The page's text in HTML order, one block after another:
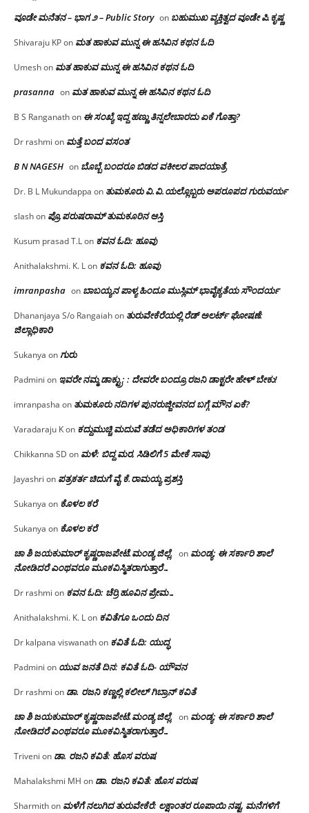
ವೂಡೇ ಮನೆತನ – ಭಾಗ ೨ – Public Story on ಬಹುಮುಖ ವ್ಯಕ್ತಿತ್ವದ ವೂಡೇ ಪಿ.ಕೃಷ್ಣ
Shivaraju KPon ಮತ ಹಾಕುವ ಮುನ್ನ ಈ ಹಸಿವಿನ ಕಥನ ಓದಿ
Umeshon ಮತ ಹಾಕುವ ಮುನ್ನ ಈ ಹಸಿವಿನ ಕಥನ ಓದಿ
prasanna on ಮತ ಹಾಕುವ ಮುನ್ನ ಈ ಹಸಿವಿನ ಕಥನ ಓದಿ
B S Ranganathon ಈ ಸಂಖ್ಯೆ ಇದ್ದ ಹಣ್ಣು ತಿನ್ನಲೇಬಾರದು ಏಕೆ ಗೊತ್ತಾ?
Dr rashmi on ಮತ್ತೆ ಬಂದ ವಸಂತ
B N NAGESH on ಬೊಬ್ಬೆ ಬಂದರೂ ಬಿಡದ ವಕೀಲರ ಪಾದಯಾತ್ರೆ
Dr. B L Mukundappa on ತುಮಕೂರು‌ ವಿ.ವಿ.ಯಲ್ಲೊಬ್ಬರು ಅಪರೂಪದ ಗುರುವರ್ಯ
slashon ಪ್ರೊ.ಪರುಷರಾಮ್ ತುಮಕೂರಿನ ಆಸ್ತಿ
Kusum prasad T.Lon ಕವನ ಓದಿ: ಹೂವು
Anithalakshmi. K. Lon ಕವನ ಓದಿ: ಹೂವು
imranpasha on ಬಾಬಯ್ಯನ ಪಾಳ್ಯ ಹಿಂದೂ ಮುಸ್ಲಿಮ್ ಭಾವೈಕ್ಯತೆಯ ಸೌಂದರ್ಯ
Dhananjaya S/o Rangaiahon ತುರುವೇಕೆರೆಯಲ್ಲಿ ರೆಡ್ ಅಲರ್ಟ್ ಘೋಷಣೆ:
ಜಿಲ್ಲಾಧಿಕಾರಿ
Sukanya onಗುರು
Padmini on ಇವರೇ ನಮ್ಮ ಡಾಕ್ಟ್ರು; : ದೇವರೇ ಬಂದ್ರೂ ರಜನಿ ಡಾಕ್ಟರೇ ಹೇಳ್ ಬೇಕು!
imranpasha on ತುಮಕೂರು ನದಿಗಳ ಪುನರುಜ್ಜೀವನದ ಬಗ್ಗೆ ಮೌನ ಏಕೆ?
Varadaraju Kon ಕದ್ದುಮುಚ್ಚಿ ಮದುವೆ ತಡೆದ ಅಧಿಕಾರಿಗಳ ತಂಡ
Chikkanna SD on ಮಳೆ: ಬಿದ್ದ ಮರ, ಸಿಡಿಲಿಗೆ 5 ಮೇಕೆ ಸಾವು
Jayashri on ಪತ್ರಕರ್ತ ಚಿದುಗೆ ವೈ.ಕೆ.ರಾಮಯ್ಯ ಪ್ರಶಸ್ತಿ
Sukanya on ಕೊಳಲ ಕರೆ
Sukanya on ಕೊಳಲ ಕರೆ
ಚಾ ಶಿ ಜಯಕುಮಾರ್ ಕೃಷ್ಣರಾಜಪೇಟೆ.ಮಂಡ್ಯ ಜಿಲ್ಲೆ. on ಮಂಡ್ಯ: ಈ ಸರ್ಕಾರಿ ಶಾಲೆ
ನೋಡಿದರೆ ಎಂಥವರೂ ಮೂಕವಿಸ್ಮಿತರಾಗುತ್ತಾರೆ…
Dr rashmi on ಕವನ ಓದಿ: ಚೆರ್ರಿ ಹೂವಿನ ಪ್ರೇಮ…
Anithalakshmi. K. Lon ಕವಿತೆಗೂ ಒಂದು ದಿನ
Dr kalpana viswanathon ಕವಿತೆ ಓದಿ: ಯುದ್ಧ
Padmini on ಯುವ ಜನತೆ ದಿನ: ಕವಿತೆ ಓದಿ- ಯೌವನ
Dr rashmi on ಡಾ. ರಜನಿ‌ ಕಣ್ಣಲ್ಲಿ ಕಲೀಲ್ ಗಿಬ್ರಾನ್ ಕವಿತೆ
ಚಾ ಶಿ ಜಯಕುಮಾರ್ ಕೃಷ್ಣರಾಜಪೇಟೆ.ಮಂಡ್ಯ ಜಿಲ್ಲೆ. on ಮಂಡ್ಯ: ಈ ಸರ್ಕಾರಿ ಶಾಲೆ
ನೋಡಿದರೆ ಎಂಥವರೂ ಮೂಕವಿಸ್ಮಿತರಾಗುತ್ತಾರೆ…
Triveni on ಡಾ. ರಜನಿ ಕವಿತೆ: ಹೊಸ ವರುಷ
Mahalakshmi MH on ಡಾ. ರಜನಿ ಕವಿತೆ: ಹೊಸ ವರುಷ
Sharmithon ಮಳೆಗೆ ನಲುಗಿದ ತುರುವೇಕೆರೆ: ಲಕ್ಷಾಂತರ ರೂಪಾಯಿ ನಷ್ಟ, ಮನೆಗಳಿಗೆ